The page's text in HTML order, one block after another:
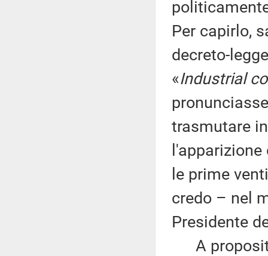
Per capirlo,
decreto-
«Industrial
trasmutare
le prime
credo – nel
Presidente
A